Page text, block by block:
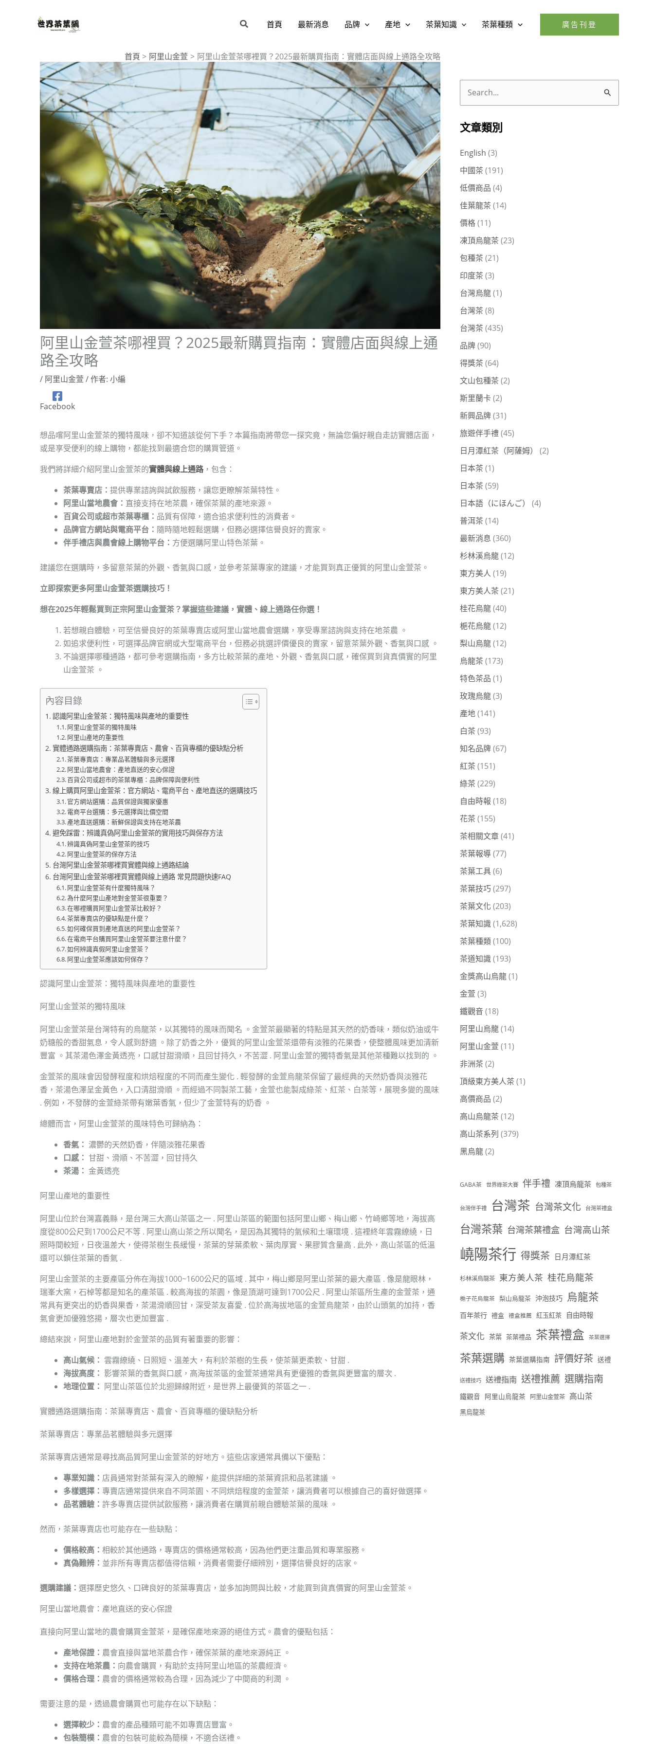
搜
首頁 最新消息 品牌 產地 茶葉知識 茶葉種類 廣告刊登
首頁 阿里山金萱 阿里山金萱茶哪裡買？2025最新購買指南：實體店面與線上通路全攻略
阿里山金萱茶哪裡買？2025最新購買指南：實體店面與線上通
路全攻略
/ 阿里山金萱 / 作者: 小編
Facebook
想品嚐阿里山金萱茶的獨特風味，卻不知道該從何下手？本篇指南將帶您一探究竟，無論您偏好親自走訪實體店面，
或是享受便利的線上購物，都能找到最適合您的購買管道。
我們將詳細介紹阿里山金萱茶的實體與線上通路，包含：
茶葉專賣店： 提供專業諮詢與試飲服務，讓您更瞭解茶葉特性。
阿里山當地農會： 直接支持在地茶農，確保茶葉的產地來源。
百貨公司或超市茶葉專櫃： 品質有保障，適合追求便利性的消費者。
品牌官方網站與電商平台： 隨時隨地輕鬆選購，但務必選擇信譽良好的賣家。
伴手禮店與農會線上購物平台： 方便選購阿里山特色茶葉。
建議您在選購時，多留意茶葉的外觀、香氣與口感，並參考茶葉專家的建議，才能買到真正優質的阿里山金萱茶。
立即探索更多阿里山金萱茶選購技巧！
想在2025年輕鬆買到正宗阿里山金萱茶？掌握這些建議，實體、線上通路任你選！
若想親自體驗，可至信譽良好的茶葉專賣店或阿里山當地農會選購，享受專業諮詢與支持在地茶農 。
如追求便利性，可選擇品牌官網或大型電商平台，但務必挑選評價優良的賣家，留意茶葉外觀、香氣與口感 。
不論選擇哪種通路，都可參考選購指南，多方比較茶葉的產地、外觀、香氣與口感，確保買到貨真價實的阿里
山金萱茶 。
內容目錄
認識阿里山金萱茶：獨特風味與產地的重要性
阿里山金萱茶的獨特風味
阿里山產地的重要性
實體通路選購指南：茶葉專賣店、農會、百貨專櫃的優缺點分析
茶葉專賣店：專業品茗體驗與多元選擇
阿里山當地農會：產地直送的安心保證
百貨公司或超市的茶葉專櫃：品牌保障與便利性
線上購買阿里山金萱茶：官方網站、電商平台、產地直送的選購技巧
官方網站選購：品質保證與獨家優惠
電商平台選購：多元選擇與比價空間
產地直送選購：新鮮保證與支持在地茶農
避免踩雷：辨識真偽阿里山金萱茶的實用技巧與保存方法
辨識真偽阿里山金萱茶的技巧
阿里山金萱茶的保存方法
台灣阿里山金萱茶哪裡買實體與線上通路結論
台灣阿里山金萱茶哪裡買實體與線上通路 常見問題快速FAQ
阿里山金萱茶有什麼獨特風味？
為什麼阿里山產地對金萱茶很重要？
在哪裡購買阿里山金萱茶比較好？
茶葉專賣店的優缺點是什麼？
如何確保買到產地直送的阿里山金萱茶？
在電商平台購買阿里山金萱茶要注意什麼？
如何辨識真假阿里山金萱茶？
阿里山金萱茶應該如何保存？
認識阿里山金萱茶：獨特風味與產地的重要性
阿里山金萱茶的獨特風味
阿里山金萱茶是台灣特有的烏龍茶，以其獨特的風味而聞名 。金萱茶最顯著的特點是其天然的奶香味，類似奶油或牛
奶糖般的香甜氣息，令人感到舒適 。除了奶香之外，優質的阿里山金萱茶還帶有淡雅的花果香，使整體風味更加清新
豐富 。其茶湯色澤金黃透亮，口感甘甜滑順，且回甘持久，不苦澀 . 阿里山金萱的獨特香氣是其他茶種難以找到的 。
金萱茶的風味會因發酵程度和烘焙程度的不同而產生變化 . 輕發酵的金萱烏龍茶保留了最經典的天然奶香與淡雅花
香，茶湯色澤呈金黃色，入口清甜滑順 。而經過不同製茶工藝，金萱也能製成綠茶、紅茶、白茶等，展現多變的風味
. 例如，不發酵的金萱綠茶帶有嫩葉香氣，但少了金萱特有的奶香 。
總體而言，阿里山金萱茶的風味特色可歸納為：
香氣： 濃鬱的天然奶香，伴隨淡雅花果香
口感： 甘甜、滑順、不苦澀，回甘持久
茶湯： 金黃透亮
阿里山產地的重要性
阿里山位於台灣嘉義縣，是台灣三大高山茶區之一 . 阿里山茶區的範圍包括阿里山鄉、梅山鄉、竹崎鄉等地，海拔高
度從800公尺到1700公尺不等 . 阿里山高山茶之所以聞名，是因為其獨特的氣候和土壤環境 . 這裡終年雲霧繚繞，日
照時間較短，日夜溫差大，使得茶樹生長緩慢，茶葉的芽葉柔軟、葉肉厚實、果膠質含量高 . 此外，高山茶區的低溫
還可以鎖住茶葉的香氣 .
阿里山金萱茶的主要產區分佈在海拔1000~1600公尺的區域 . 其中，梅山鄉是阿里山茶葉的最大產區 . 像是龍眼林，
瑞峯大窯，石棹等都是知名的產茶區 . 較高海拔的茶園，像是頂湖可達到1700公尺 . 阿里山茶區所生產的金萱茶，通
常具有更突出的奶香與果香，茶湯滑順回甘，深受茶友喜愛 . 位於高海拔地區的金萱烏龍茶，由於山頭氣的加持，香
氣會更加優雅悠揚，層次也更加豐富 .
總結來說，阿里山產地對於金萱茶的品質有著重要的影響：
高山氣候： 雲霧繚繞、日照短、溫差大，有利於茶樹的生長，使茶葉更柔軟、甘甜 .
海拔高度： 影響茶葉的香氣與口感，高海拔茶區的金萱茶通常具有更優雅的香氣與更豐富的層次 .
地理位置： 阿里山茶區位於北迴歸線附近，是世界上最優質的茶區之一 .
實體通路選購指南：茶葉專賣店、農會、百貨專櫃的優缺點分析
茶葉專賣店：專業品茗體驗與多元選擇
茶葉專賣店通常是尋找高品質阿里山金萱茶的好地方。這些店家通常具備以下優點：
專業知識： 店員通常對茶葉有深入的瞭解，能提供詳細的茶葉資訊和品茗建議 。
多樣選擇： 專賣店通常提供來自不同茶園、不同烘焙程度的金萱茶，讓消費者可以根據自己的喜好做選擇。
品茗體驗： 許多專賣店提供試飲服務，讓消費者在購買前親自體驗茶葉的風味 。
然而，茶葉專賣店也可能存在一些缺點：
價格較高： 相較於其他通路，專賣店的價格通常較高，因為他們更注重品質和專業服務。
真偽難辨： 並非所有專賣店都值得信賴，消費者需要仔細辨別，選擇信譽良好的店家。
選購建議： 選擇歷史悠久、口碑良好的茶葉專賣店，並多加詢問與比較，才能買到貨真價實的阿里山金萱茶。
阿里山當地農會：產地直送的安心保證
直接向阿里山當地的農會購買金萱茶，是確保產地來源的絕佳方式。農會的優點包括：
產地保證： 農會直接與當地茶農合作，確保茶葉的產地來源純正 。
支持在地茶農： 向農會購買，有助於支持阿里山地區的茶農經濟。
價格合理： 農會的價格通常較為合理，因為減少了中間商的利潤 。
需要注意的是，透過農會購買也可能存在以下缺點：
選擇較少： 農會的產品種類可能不如專賣店豐富。
包裝簡樸： 農會的包裝可能較為簡樸，不適合送禮。
關
字
:
文章類別
English (3)
中國茶 (191)
低價商品 (4)
佳葉龍茶 (14)
價格(11)
凍頂烏龍茶 (23)
包種茶 (21)
印度茶 (3)
台灣烏龍(1)
台灣茶 (8)
台灣茶 (435)
品牌(90)
得獎茶 (64)
文山包種茶 (2)
斯里蘭卡(2)
新興品牌(31)
旅遊伴手禮(45)
日月潭紅茶（阿薩姆）
(2)
日本茶 (1)
日本茶 (59)
日本語（にほんご）
(4)
普洱茶 (14)
最新消息 (360)
杉林溪烏龍(12)
東方美人 (19)
東方美人茶 (21)
桂花烏龍(40)
梔花烏龍(12)
梨山烏龍(12)
烏龍茶 (173)
特色茶品 (1)
玫瑰烏龍(3)
產地(141)
白茶 (93)
知名品牌(67)
紅茶 (151)
綠茶 (229)
自由時報 (18)
花茶 (155)
茶相關文章(41)
茶葉報導(77)
茶葉工具(6)
茶葉技巧(297)
茶葉文化 (203)
茶葉知識(1,628)
茶葉種類(100)
茶道知識(193)
金獎高山烏龍(1)
金萱 (3)
鐵觀音 (18)
阿里山烏龍(14)
阿里山金萱 (11)
非洲茶 (2)
頂級東方美人茶 (1)
高價商品 (2)
高山烏龍茶 (12)
高山茶系列 (379)
黑烏龍(2)
GABA茶 世界綠茶大賽 伴手禮 凍頂烏龍茶 包種茶
台灣伴手禮 台灣茶 台灣茶文化 台灣茶禮盒
台灣茶葉 台灣茶葉禮盒 台灣高山茶
嶢陽茶行 得獎茶 日月潭紅茶
杉林溪烏龍茶 東方美人茶 桂花烏龍茶
梔子花烏龍茶 梨山烏龍茶 沖泡技巧 烏龍茶
百年茶行 禮盒 禮盒推薦 紅玉紅茶 自由時報
茶文化 茶葉 茶葉禮品 茶葉禮盒 茶葉選擇
茶葉選購 茶葉選購指南 評價好茶 送禮
送禮技巧 送禮指南 送禮推薦 選購指南
鐵觀音 阿里山烏龍茶 阿里山金萱茶 高山茶
黑烏龍茶